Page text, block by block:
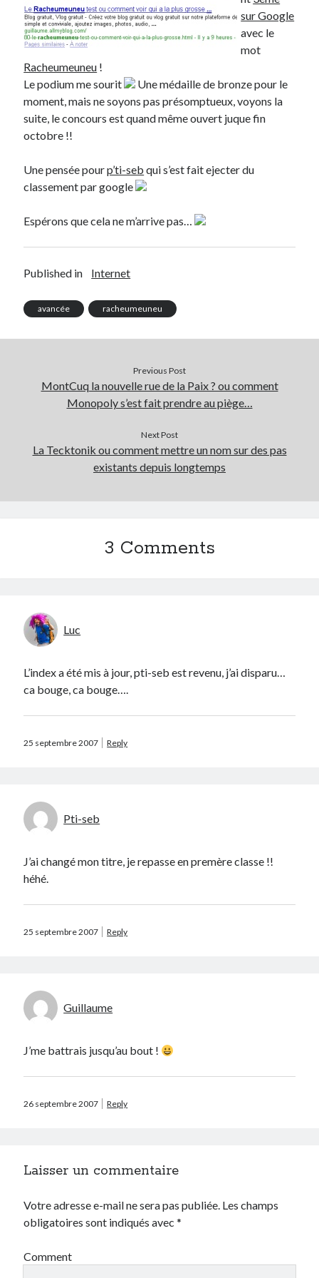
Derniers articles
Proxae ou comment prouver que vous aviez cette idée avant tout le
monde
La Mesa Ya! ou comment trouver un bon restaurant sur la Costa Blanca
Banaya ou comment créer une marque élégante pour chiens et chats
protonURL ou comment partager des mots de passe ou informations
confidentielles de façon sécurisée ?
Suivez-moi :)
Commentaires récents
cURL 60 ?
Thibaut Soufflet
l’erreur cURL 60 ?
CaroldansComment récupérer le lien vers mon profil Telegram ?
FerrydansRendez-nous la vraie Cerise de Groupama !!
Catégories
Crypto-monnaie
Domotique
Geek
iPhone
McDonald's
musique
Perso
sur Google
avec le
mot
Racheumeuneu !
Le podium me sourit
Une médaille de bronze pour le
moment, mais ne soyons pas présomptueux, voyons la
suite, le concours est quand même ouvert juque fin
octobre !!
Une pensée pourp’ti-seb qui s’est fait ejecter du
classement par google
Espérons que cela ne m’arrive pas…
Published in Internet
avancée racheumeuneu
Previous Post
MontCuq la nouvelle rue de la Paix ? ou comment
Monopoly s’est fait prendre au piège…
Next Post
La Tecktonik ou comment mettre un nom sur des pas
existants depuis longtemps
3 Comments
Luc
L’index a été mis à jour, pti-seb est revenu, j’ai disparu…
ca bouge, ca bouge….
25 septembre 2007 Reply
Pti-seb
J’ai changé mon titre, je repasse en premère classe !!
héhé.
25 septembre 2007 Reply
Guillaume
J’me battrais jusqu’au bout !
26 septembre 2007 Reply
Laisser un commentaire
Votre adresse e-mail ne sera pas publiée. Les champs
obligatoires sont indiqués avec*
Comment